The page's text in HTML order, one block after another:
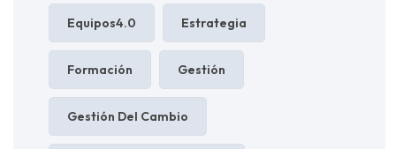
Equipos4.0 Estrategia
Formación Gestión
Gestión Del Cambio